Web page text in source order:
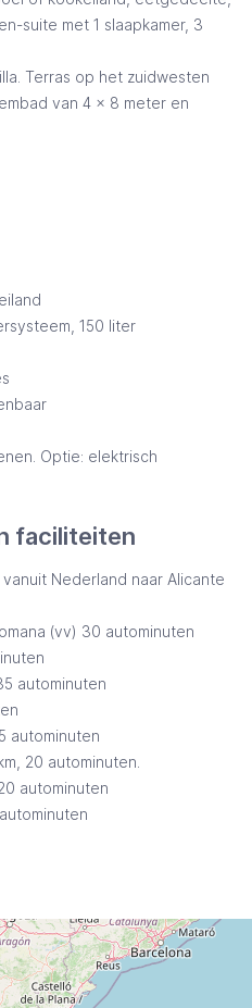
suite met 1 slaapkamer, 3
Terras op het zuidwesten
van 4 x 8 meter en
150 liter
Optie: elektrisch
faciliteiten
Nederland naar Alicante
(vv) 30 autominuten
autominuten
autominuten
20 autominuten.
autominuten